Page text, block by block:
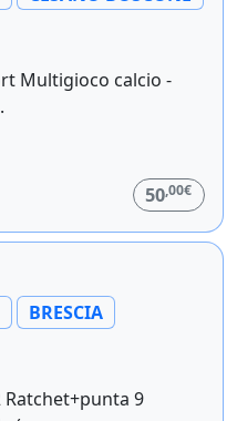
Multigioco calcio -
50,00€
BRESCIA
Ratchet+punta 9